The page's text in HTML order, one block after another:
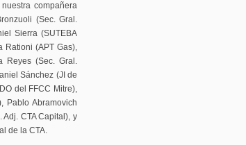
compañera
(Sec. Gral.
Sierra (SUTEBA
Rationi (APT Gas),
Reyes (Sec. Gral.
Sánchez (JI de
del FFCC Mitre),
Pablo Abramovich
CTA Capital), y
de la CTA.